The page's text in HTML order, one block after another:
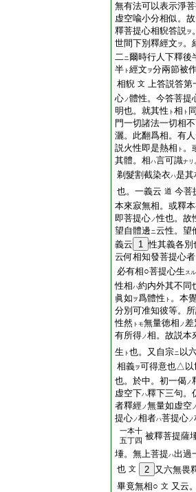
無有法可以表示淨
虚空喩小分相似。
釋菩提心相貎答説ヲ
世間下別釋經文 ヲ 。
二ニ爾時行人下釋後
半 ト 經文 ヲ分兩節被
相貎 文 上答説答第
心ノ體性。今答菩提
明也。就其性 ト 相 ト
門一切諸法一切相
灑。此翻爲相。有
説火性即是熱相 ト 。
其體。相ハ言可識ナリ
剃髮割截染衣ハ是其
也。一義云 道 今菩
本來寂無相。或釋
即菩提心ノ性也。故
望自體邊ニ云性。望
義云
1 性其義各別
云何相知發菩提心
必有相○菩提心生 スル
性相ハ約内外其不
眞如 ヲ爲體性 ト 。本
分別可准知彼等。
性然 トモ無量徳相 ノ差
有所得ノ相。故説本
生 ト 也。又自宗ニ 以
相義ヲ可得意也△以
也。於中。初一偈ノ
虚空下ハ釋下三句。
者釋經ノ無量如虚空
提心ノ相者ハ菩提心ノ
一本十
五丁四 被釋菩提薩
埵。無上菩提ハ出過
也 文 2 又六無畏
畢竟無相○ 文 又云